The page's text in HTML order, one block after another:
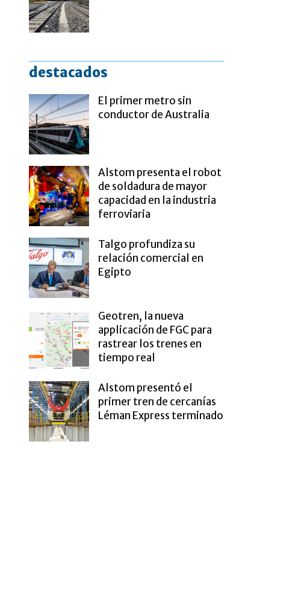
destacados
El primer metro sin
conductor de Australia
Alstom presenta el robot
de soldadura de mayor
capacidad en la industria
ferroviaria
Talgo profundiza su
relación comercial en
Egipto
Geotren, la nueva
applicación de FGC para
rastrear los trenes en
tiempo real
Alstom presentó el
primer tren de cercanías
Léman Express terminado